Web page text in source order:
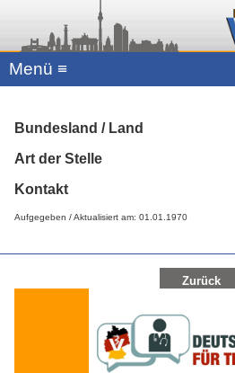
Menü ≡
Bundesland / Land
Art der Stelle
Kontakt
Aufgegeben / Aktualisiert am: 01.01.1970
Zurück